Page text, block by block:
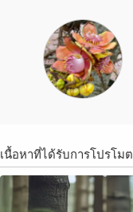
เนื้อหาที่ได้รับการโปรโมต